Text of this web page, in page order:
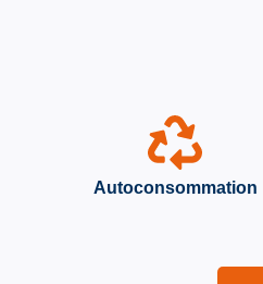
Autoconsommation